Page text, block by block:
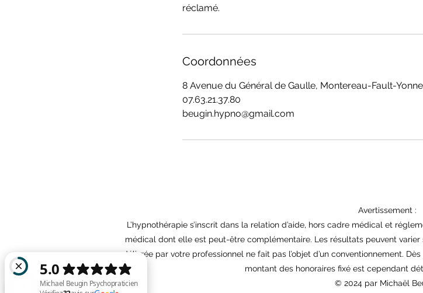
réclamé.
Coordonnées
8 Avenue du Général de Gaulle, Montereau-Fault-
07.63.21.37.80
beugin.hypno@gmail.com
Avertissement :
L’hypnothérapie s’inscrit dans la relation d’aide, hors cadre médical et
médical dont elle est peut-être complémentaire. Les résultats peuvent
délivrée par votre professionnel ne fait pas l’objet d’un conventionnement.
montant des honoraires fixé est cependant
© 2024 par Michaël